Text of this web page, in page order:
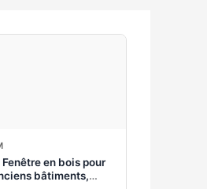
en bois pour
bâtiments,